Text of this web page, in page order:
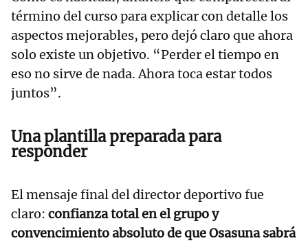
término del curso para explicar con detalle los
aspectos mejorables, pero dejó claro que ahora
solo existe un objetivo. “Perder el tiempo en
eso no sirve de nada. Ahora toca estar todos
juntos”.
Una plantilla preparada para
responder
El mensaje final del director deportivo fue
claro: confianza total en el grupo y
convencimiento absoluto de que Osasuna sabrá